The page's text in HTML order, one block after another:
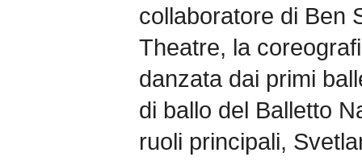
collaboratore di Ben
Theatre, la
danzata dai primi
di ballo del Balletto
ruoli principali,